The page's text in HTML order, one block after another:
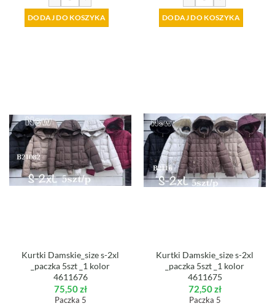
DODAJ DO KOSZYKA DODAJ DO KOSZYKA
Kurtki Damskie_size s-2xl
_paczka 5szt _1 kolor
4611676
75,50zł
Paczka 5
Kurtki Damskie_size s-2xl
_paczka 5szt _1 kolor
4611675
72,50zł
Paczka 5